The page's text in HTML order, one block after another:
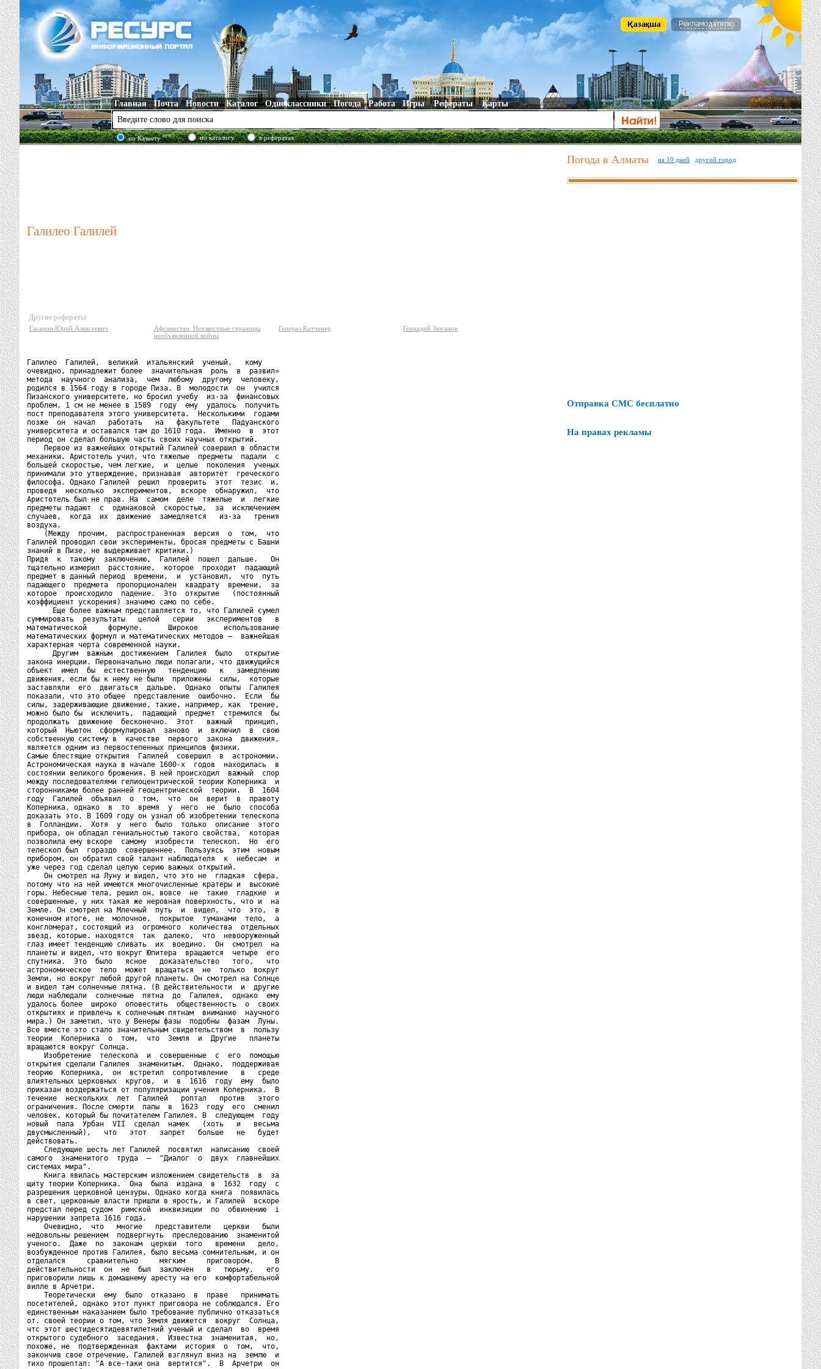
Главная Почта Новости Каталог Одноклассники Погода Работа Игры Рефераты Карты
по Казнетуnew! по каталогу в рефератах
Галилео Галилей
Другие рефераты
Гагарин Юрий Алексеевич
Афганистан. Неизвестные страницы
необъявленной войны
Генерал Китченер Геннадий Зюганов
Галилео  Галилей,  великий  итальянский  ученый,   кому
очевидно, принадлежит более  значительная  роль  в  развил»
метода  научного  анализа,  чем  любому  другому  человеку,
родился в 1564 году в городе Пиза. В  молодости  он  учился
Пизанского университете, но бросил учебу  из-за  финансовых
проблем. 1 см не менее в 1589  году  ему  удалось  получить
пост преподавателя этого университета.  Несколькими  годами
позже  он  начал   работать   на   факультете   Падуанского
университета и оставался там до 1610 года.  Именно  в  этот
период он сделал большую часть своих научных открытий.
    Первое из важнейших открытий Галилей совершил в области
механики. Аристотель учил, что тяжелые  предметы  падали  с
большей скоростью, чем легкие,  и  целые  поколения  ученых
принимали это утверждение, признавая  авторитет  греческого
философа. Однако Галилей  решил  проверить  этот  тезис  и,
проведя  несколько  экспериментов,  вскоре  обнаружил,  что
Аристотель был не прав. На  самом  деле  тяжелые  и  легкие
предметы падают  с  одинаковой  скоростью,  за  исключением
случаев,  когда  их  движение  замедляется   из-за   трения
воздуха.
    (Между  прочим,  распространенная  версия  о  том,  что
Галилей проводил свои эксперименты, бросая предметы с Башни
знаний в Пизе, не выдерживает критики.)
Придя  к  такому  заключению,  Галилей  пошел  дальше.   Он
тщательно измерил  расстояние,  которое  проходит  падающий
предмет в данный период  времени,  и  установил,  что  путь
падающего  предмета  пропорционален  квадрату  времени,  за
которое  происходило  падение.  Это  открытие   (постоянный
коэффициент ускорения) значимо само по себе.
      Еще более важным представляется то, что Галилей сумел
суммировать  результаты   целой   серии   экспериментов   в
математической     формуле.      Широкое      использование
математических формул и математических методов —  важнейшая
характерная черта современной науки.
      Другим  важным  достижением  Галилея  было   открытие
закона инерции. Первоначально люди полагали, что движущийся
объект  имел  бы  естественную   тенденцию   к   замедлению
движения, если бы к нему не были  приложены  силы,  которые
заставляли  его  двигаться  дальше.  Однако  опыты  Галилея
показали, что это общее  представление  ошибочно.  Если  бы
силы, задерживающие движение, такие, например, как  трение,
можно было бы  исключить,  падающий  предмет  стремился  бы
продолжать  движение  бесконечно.  Этот   важный   принцип,
который  Ньютон  сформулировал  заново  и  включил  в  свою
собственную систему в  качестве  первого  закона  движения,
является одним из первостепенных принципов физики.
Самые блестящие открытия  Галилей  совершил  в  астрономии.
Астрономическая наука в начале 1600-х  годов  находилась  в
состоянии великого брожения. В ней происходил  важный  спор
между последователями гелиоцентрической теории Коперника  и
сторонниками более ранней геоцентрической  теории.  В  1604
году  Галилей  объявил  о  том,  что  он  верит  в  правоту
Коперника, однако  в  то  время  у  него  не  было  способа
доказать это. В 1609 году он узнал об изобретении телескопа
в  Голландии.  Хотя  у  него  было  только  описание  этого
прибора, он обладал гениальностью такого свойства,  которая
позволила eмy вскоре  самому  изобрести  телескоп.  Но  его
телескоп был  гораздо  совершеннее.  Пользуясь  этим  новым
прибором, он обратил свой талант наблюдателя  к  небесам  и
уже через год сделал целую серию важных открытий.
    Он смотрел на Луну и видел, что это не  гладкая  сфера,
потому что на ней имеются многочисленные кратеры и  высокие
горы. Небесные тела, решил он, вовсе  не  такие  гладкие  и
совершенные, у них такая же неровная поверхность, что и  на
Земле. Он смотрел на Млечный  путь  и  видел,  что  это,  в
конечном итоге, не  молочное,  покрытое  туманами  тело,  а
конгломерат, состоящий из  огромного  количества  отдельных
звезд, которые. находятся  так  далеко,  что  невооруженный
глаз имеет тенденцию сливать  их  воедино.  Он  смотрел  на
планеты и видел, что вокруг Юпитера  вращаются  четыре  его
спутника.  Это  было   ясное   доказательство   того,   что
астрономическое  тело  может  вращаться  не  только  вокруг
Земли, но вокруг любой другой планеты. Он смотрел на Солнце
и видел там солнечные пятна. (В действительности  и  другие
люди наблюдали  солнечные  пятна  до  Галилея,  однако  ему
удалось более  широко  оповестить  общественность  о  своих
открытиях и привлечь к солнечным пятнам  внимание  научного
мира.) Он заметил, что у Венеры фазы  подобны  фазам  Луны.
Все вместе это стало значительным свидетельством  в  пользу
теории  Коперника  о  том,  что  Земля  и  Другие   планеты
вращаются вокруг Солнца.
    Изобретение  телескопа  и  совершенные  с  его  помощью
oткрытия сделали Галилея  знаменитым.  Однако,  поддерживая
теорию  Коперника,  он  встретил  сопротивление   в   среде
влиятельных церковных  кругов,  и  в  1616  году  ему  было
приказан воздержаться от популяризации учения Коперника.  В
течение  нескольких  лет  Галилей   роптал   против   этого
ограничения. После смерти  папы  в  1623  году  его  сменил
человек, который бы почитателем Галилея. В  следующем  году
новый  папа  Урбан  VII  сделал  намек   (хоть   и   весьма
двусмысленный),   что   этот   запрет   больше   не   будет
действовать.
    Следующие шесть лет Галилей  посвятил  написанию  своей
самого  знаменитого  труда  —  "Диалог  о  двух  главнейших
системах мира".
    Книга явилась мастерским изложением свидетельств  в  за
щиту теории Коперника.  Она  была  издана  в  1632  году  с
разрешения церковной цензуры. Однако когда книга  появилась
в свет, церковные власти пришли в ярость, и Галилей  вскоре
предстал перед судом  римской  инквизиции  по  обвинению  i
нарушении запрета 1616 года.
    Очевидно,  что   многие   представители   церкви   были
недовольны решением  подвергнуть  преследованию  знаменитой
ученого.  Даже  по  законам  церкви  того   времени   дело,
возбужденное против Галилея, было весьма сомнительным, и он
отделался     сравнительно     мягким     приговором.     В
действительности  он  не  был  заключен   в   тюрьму,   его
приговорили лишь к домашнему аресту на его  комфортабельной
вилле в Арчетри.
    Теоретически  ему  было  отказано  в  праве   принимать
посетителей, однако этот пункт приговора не соблюдался. Его
единственным наказанием было требование публично отказаться
от. своей теории о том, что Земля движется  вокруг  Солнца,
чтс этот шестидесятидевятилетний ученый и сделал  во  время
открытого судебного  заседания.  Известна  знаменитая,  но,
похоже, не  подтвержденная  фактами  история  о  том,  что,
закончив свое отречение, Галилей взглянул вниз на  землю  и
тихо прошептал: "А все-таки она  вертится".  В  Арчетри  он
Погода в Алматы на 10 дней другой город
Отправка СМС бесплатно
На правах рекламы